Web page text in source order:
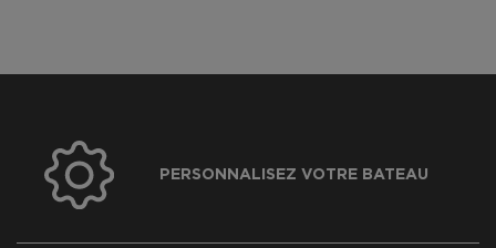
PERSONNALISEZ VOTRE BATEAU